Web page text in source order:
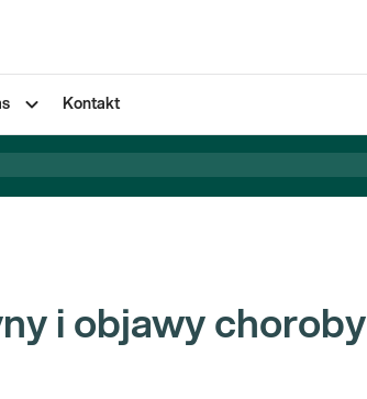
Kontakt
i objawy choroby